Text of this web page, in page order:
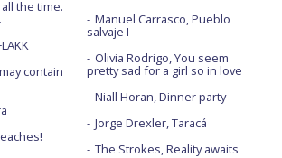
the time.
contain
Manuel Carrasco, Pueblo
salvaje I
Olivia Rodrigo, You seem
pretty sad for a girl so in love
Niall Horan, Dinner party
Jorge Drexler, Taracá
The Strokes, Reality awaits